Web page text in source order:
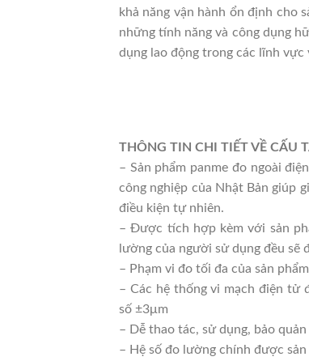
khả năng vận hành ổn định cho
những tính năng và công dụng
dụng lao động trong các lĩnh vực
THÔNG TIN CHI TIẾT VỀ CẤU
– Sản phẩm panme đo ngoài
công nghiệp của Nhật Bản giúp
điều kiện tự nhiên.
– Được tích hợp kèm với sản
lường của người sử dụng đều sẽ
– Phạm vi đo tối đa của sản
– Các hệ thống vi mạch điện tử
số ±3μm
– Dễ thao tác, sử dụng, bảo
– Hệ số đo lường chính được